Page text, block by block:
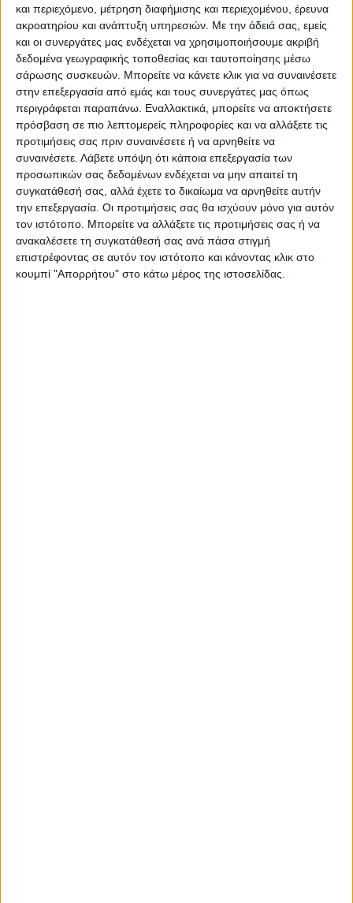
και περιεχόμενο, μέτρηση διαφήμισης και περιεχομένου, έρευνα
ακροατηρίου και ανάπτυξη υπηρεσιών. Με την άδειά σας, εμείς
και οι συνεργάτες μας ενδέχεται να χρησιμοποιήσουμε ακριβή
δεδομένα γεωγραφικής τοποθεσίας και ταυτοποίησης μέσω
σάρωσης συσκευών. Μπορείτε να κάνετε κλικ για να συναινέσετε
στην επεξεργασία από εμάς και τους συνεργάτες μας όπως
περιγράφεται παραπάνω. Εναλλακτικά, μπορείτε να αποκτήσετε
πρόσβαση σε πιο λεπτομερείς πληροφορίες και να αλλάξετε τις
προτιμήσεις σας πριν συναινέσετε ή να αρνηθείτε να
συναινέσετε. Λάβετε υπόψη ότι κάποια επεξεργασία των
προσωπικών σας δεδομένων ενδέχεται να μην απαιτεί τη
συγκατάθεσή σας, αλλά έχετε το δικαίωμα να αρνηθείτε αυτήν
την επεξεργασία. Οι προτιμήσεις σας θα ισχύουν μόνο για αυτόν
τον ιστότοπο. Μπορείτε να αλλάξετε τις προτιμήσεις σας ή να
ανακαλέσετε τη συγκατάθεσή σας ανά πάσα στιγμή
επιστρέφοντας σε αυτόν τον ιστότοπο και κάνοντας κλικ στο
κουμπί "Απορρήτου" στο κάτω μέρος της ιστοσελίδας.
ΝΕΟΣ ΑΓΩΝ
https://neosagon.gr
Η Αρχαιότερη Καθημερινή Πρωινή Εφημερίδα της Καρδίτσας
ΠΑΡΟΜΟΙΑ ΑΡΘΡΑ